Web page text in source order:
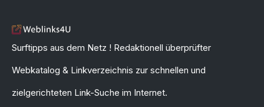
Surftipps aus dem Netz ! Redaktionell überprüfter
Webkatalog & Linkverzeichnis zur schnellen und
zielgerichteten Link-Suche im Internet.